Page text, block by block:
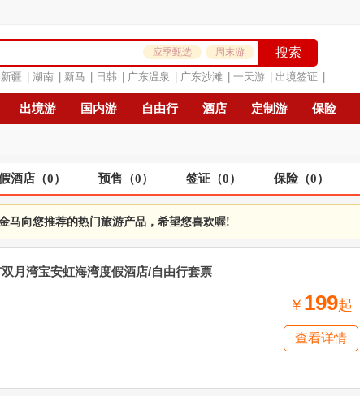
应季甄选 周末游 搜索
新疆 湖南 新马 日韩 广东温泉 广东沙滩 一天游 出境签证
出境游 国内游 自由行 酒店 定制游 保险
酒店 （0） 预售 （0） 签证 （0） 保险（0）
马向您推荐的热门旅游产品，希望您喜欢喔!
双月湾宝安虹海湾度假酒店/自由行套票
￥ 199起
查看详情